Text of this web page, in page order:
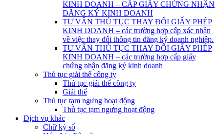
KINH DOANH – CẤP GIẤY CHỨNG NHẬN
ĐĂNG KÝ KINH DOANH
TƯ VẤN THỦ TỤC THAY ĐỔI GIẤY PHÉP
KINH DOANH – các trường hợp cấp xác nhận
về việc thay đổi thông tin đăng ký doanh nghiệp.
TƯ VẤN THỦ TỤC THAY ĐỔI GIẤY PHÉP
KINH DOANH – các trường hợp cấp giấy
chứng nhận đăng ký kinh doanh
Thủ tục giải thể công ty
Thủ tục giải thể công ty
Giải thể
Thủ tục tạm ngưng hoạt động
Thủ tục tạm ngưng hoạt động
Dịch vụ khác
Chữ ký số